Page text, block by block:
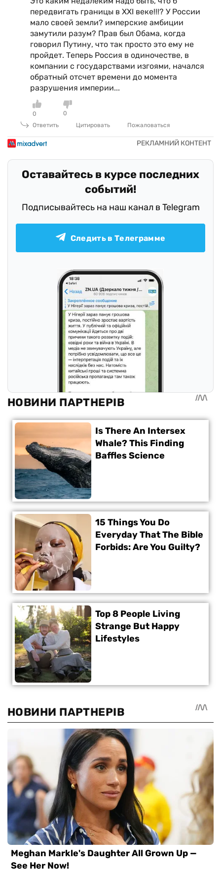
передвигать границы в XXI веке!!!? У России
мало своей земли? имперские амбиции
замутили разум? Прав был Обама, когда
говорил Путину, что так просто это ему не
пройдет. Теперь Россия в одиночестве, в
компании с государствами изгоями, начался
обратный отсчет времени до момента
разрушения империи...
0
0
Ответить
Цитировать Пожаловаться
Оставайтесь в курсе последних
событий!
Подписывайтесь на наш канал в Telegram
Следить в Телеграмме